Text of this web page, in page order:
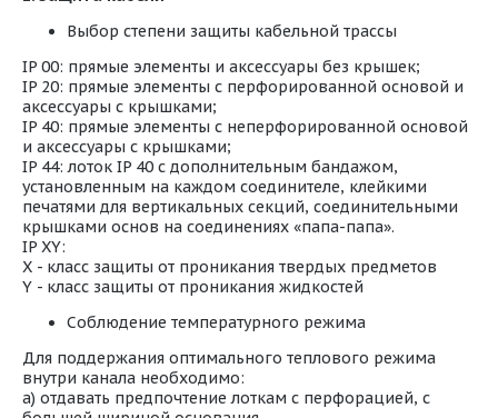
Выбор степени защиты кабельной трассы
IP 00: прямые элементы и аксессуары без крышек;
IP 20: прямые элементы с перфорированной основой и
аксессуары с крышками;
IP 40: прямые элементы с неперфорированной основой
и аксессуары с крышками;
IP 44: лоток IP 40 с дополнительным бандажом,
установленным на каждом соединителе, клейкими
печатями для вертикальных секций, соединительными
крышками основ на соединениях «папа-папа».
IP XY:
X - класс защиты от проникания твердых предметов
Y - класс защиты от проникания жидкостей
Соблюдение температурного режима
Для поддержания оптимального теплового режима
внутри канала необходимо:
а) отдавать предпочтение лоткам с перфорацией, с